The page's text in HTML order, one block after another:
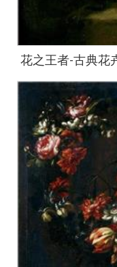
花之王者-古典花